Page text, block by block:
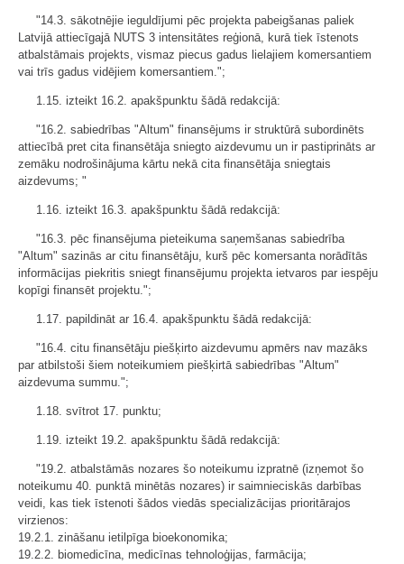
"14.3. sākotnējie ieguldījumi pēc projekta pabeigšanas paliek
Latvijā attiecīgajā NUTS 3 intensitātes reģionā, kurā tiek īstenots
atbalstāmais projekts, vismaz piecus gadus lielajiem komersantiem
vai trīs gadus vidējiem komersantiem.";
1.15. izteikt 16.2. apakšpunktu šādā redakcijā:
"16.2. sabiedrības "Altum" finansējums ir struktūrā subordinēts
attiecībā pret cita finansētāja sniegto aizdevumu un ir pastiprināts ar
zemāku nodrošinājuma kārtu nekā cita finansētāja sniegtais
aizdevums; "
1.16. izteikt 16.3. apakšpunktu šādā redakcijā:
"16.3. pēc finansējuma pieteikuma saņemšanas sabiedrība
"Altum" sazinās ar citu finansētāju, kurš pēc komersanta norādītās
informācijas piekritis sniegt finansējumu projekta ietvaros par iespēju
kopīgi finansēt projektu.";
1.17. papildināt ar 16.4. apakšpunktu šādā redakcijā:
"16.4. citu finansētāju piešķirto aizdevumu apmērs nav mazāks
par atbilstoši šiem noteikumiem piešķirtā sabiedrības "Altum"
aizdevuma summu.";
1.18. svītrot 17. punktu;
1.19. izteikt 19.2. apakšpunktu šādā redakcijā:
"19.2. atbalstāmās nozares šo noteikumu izpratnē (izņemot šo
noteikumu ​40. punktā minētās nozares) ir saimnieciskās darbības
veidi, kas tiek īstenoti šādos viedās specializācijas prioritārajos
virzienos:
19.2.1. zināšanu ietilpīga bioekonomika;
19.2.2. biomedicīna, medicīnas tehnoloģijas, farmācija;